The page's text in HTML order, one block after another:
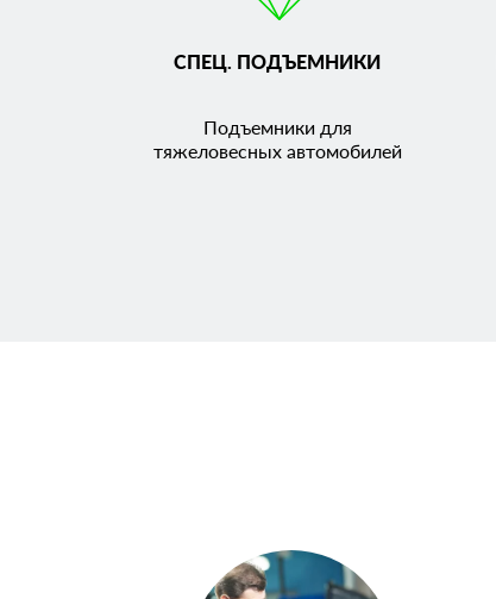
СПЕЦ. ПОДЪЕМНИКИ
Подъемники для
тяжеловесных автомобилей